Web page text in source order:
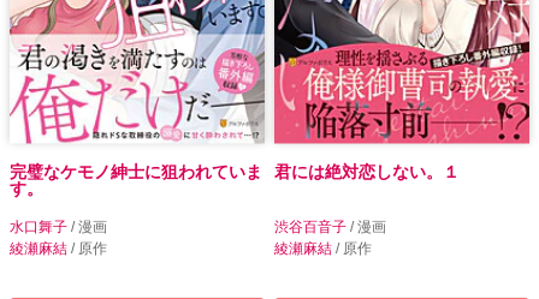
完璧なケモノ紳士に狙われていま
す。
水口舞子 / 漫画
綾瀬麻結 / 原作
君には絶対恋しない。１
渋谷百音子 / 漫画
綾瀬麻結 / 原作